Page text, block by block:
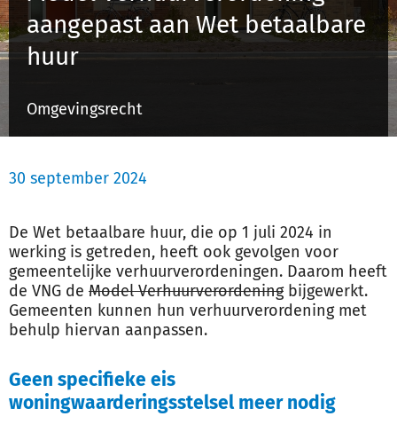
Inloggen
aangepast aan Wet betaalbare
huur
Omgevingsrecht
30 september 2024
De Wet betaalbare huur, die op 1 juli 2024 in
werking is getreden, heeft ook gevolgen voor
gemeentelijke verhuurverordeningen. Daarom heeft
de VNG de Model Verhuurverordeningbijgewerkt.
Gemeenten kunnen hun verhuurverordening met
behulp hiervan aanpassen.
Geen specifieke eis
woningwaarderingsstelsel meer nodig